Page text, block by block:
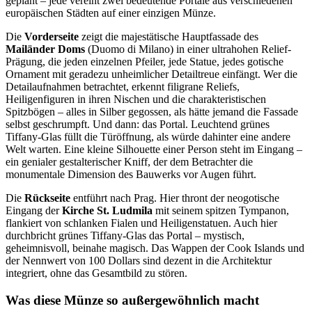
europäischen Städten auf einer einzigen Münze.
Die Vorderseite zeigt die majestätische Hauptfassade des
Mailänder Doms (Duomo di Milano) in einer ultrahohen Relief-
Prägung, die jeden einzelnen Pfeiler, jede Statue, jedes gotische
Ornament mit geradezu unheimlicher Detailtreue einfängt. Wer die
Detailaufnahmen betrachtet, erkennt filigrane Reliefs,
Heiligenfiguren in ihren Nischen und die charakteristischen
Spitzbögen – alles in Silber gegossen, als hätte jemand die Fassade
selbst geschrumpft. Und dann: das Portal. Leuchtend grünes
Tiffany-Glas füllt die Türöffnung, als würde dahinter eine andere
Welt warten. Eine kleine Silhouette einer Person steht im Eingang –
ein genialer gestalterischer Kniff, der dem Betrachter die
monumentale Dimension des Bauwerks vor Augen führt.
Die Rückseite entführt nach Prag. Hier thront der neogotische
Eingang derKirche St. Ludmila mit seinem spitzen Tympanon,
flankiert von schlanken Fialen und Heiligenstatuen. Auch hier
durchbricht grünes Tiffany-Glas das Portal – mystisch,
geheimnisvoll, beinahe magisch. Das Wappen der Cook Islands und
der Nennwert von 100 Dollars sind dezent in die Architektur
integriert, ohne das Gesamtbild zu stören.
Was diese Münze so außergewöhnlich macht